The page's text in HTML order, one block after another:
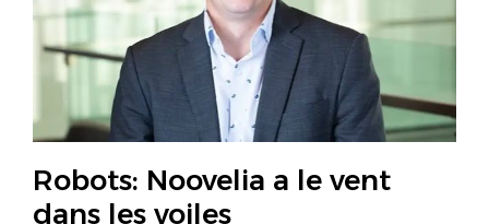
Robots: Noovelia a le vent
dans les voiles